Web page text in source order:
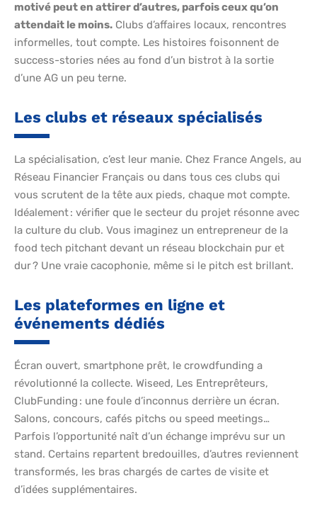
motivé peut en attirer d’autres, parfois ceux qu’on
attendait le moins. Clubs d’affaires locaux, rencontres
informelles, tout compte. Les histoires foisonnent de
success-stories nées au fond d’un bistrot à la sortie
d’une AG un peu terne.
Les clubs et réseaux spécialisés
La spécialisation, c’est leur manie. Chez France Angels, au
Réseau Financier Français ou dans tous ces clubs qui
vous scrutent de la tête aux pieds, chaque mot compte.
Idéalement : vérifier que le secteur du projet résonne avec
la culture du club. Vous imaginez un entrepreneur de la
food tech pitchant devant un réseau blockchain pur et
dur ? Une vraie cacophonie, même si le pitch est brillant.
Les plateformes en ligne et
événements dédiés
Écran ouvert, smartphone prêt, le crowdfunding a
révolutionné la collecte. Wiseed, Les Entreprêteurs,
ClubFunding : une foule d’inconnus derrière un écran.
Salons, concours, cafés pitchs ou speed meetings…
Parfois l’opportunité naît d’un échange imprévu sur un
stand. Certains repartent bredouilles, d’autres reviennent
transformés, les bras chargés de cartes de visite et
d’idées supplémentaires.